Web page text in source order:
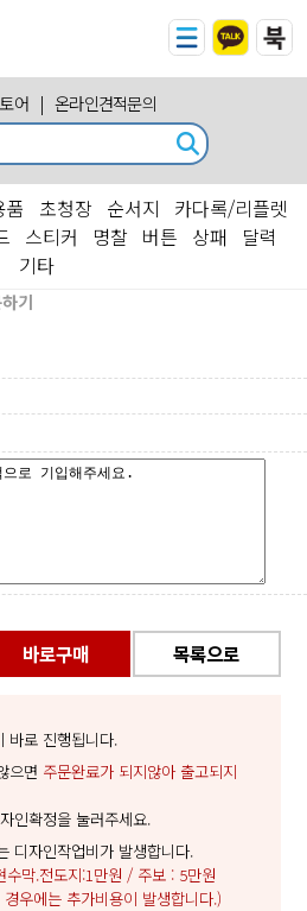
어 | 온라인견적문의
품 초청장 순서지
카다록/리플렛
스티커 명찰 버튼 상패
달력
기타
기
바로구매 목록으로
바로 진행됩니다.
으면 주문완료가 되지않아 출고되지
인확정을 눌러주세요.
디자인작업비가 발생합니다.
막.전도지:1만원 / 주보 : 5만원
우에는 추가비용이 발생합니다.)